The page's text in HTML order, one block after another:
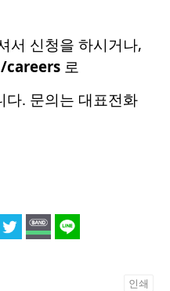
서 신청을 하시거나,
careers 로
다. 문의는 대표전화
인쇄